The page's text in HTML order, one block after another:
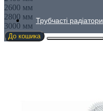
Трубчасті радіатори
2600 мм
2800 мм
3000 мм
До кошика